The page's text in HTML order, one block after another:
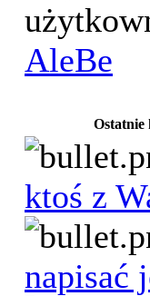
AleBe
Ostatnie
ktoś z
napisać